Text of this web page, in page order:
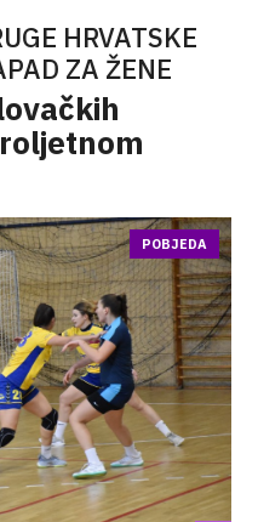
HRVATSKE
ZA ŽENE
POBJEDA